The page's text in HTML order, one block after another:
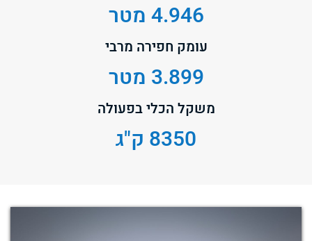
4.946 מטר
עומק חפירה מרבי
3.899 מטר
משקל הכלי בפעולה
8350 ק"ג